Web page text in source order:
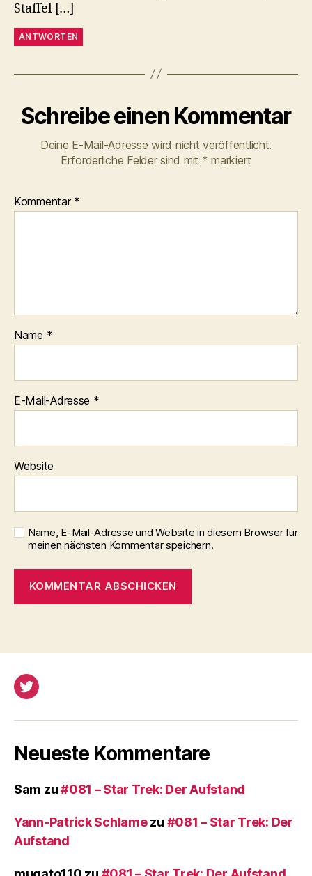
Staffel […]
ANTWORTEN
Schreibe einen Kommentar
Deine E-Mail-Adresse wird nicht veröffentlicht.
Erforderliche Felder sind mit * markiert
Kommentar *
Name *
E-Mail-Adresse *
Website
Name, E-Mail-Adresse und Website in diesem Browser für
meinen nächsten Kommentar speichern.
Twitter
Neueste Kommentare
Sam zu#081 – Star Trek: Der Aufstand
Yann-Patrick Schlamezu #081 – Star Trek: Der
Aufstand